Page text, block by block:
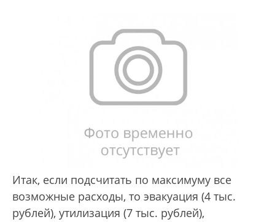
Итак, если подсчитать по максимуму все
возможные расходы, то эвакуация (4 тыс.
рублей), утилизация (7 тыс. рублей),